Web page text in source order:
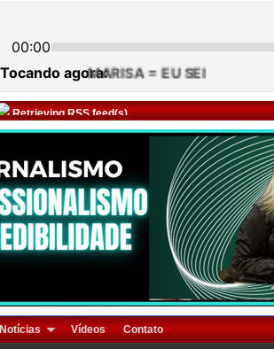
Retrieving RSS feed(s)
Notícias Vídeos Contato